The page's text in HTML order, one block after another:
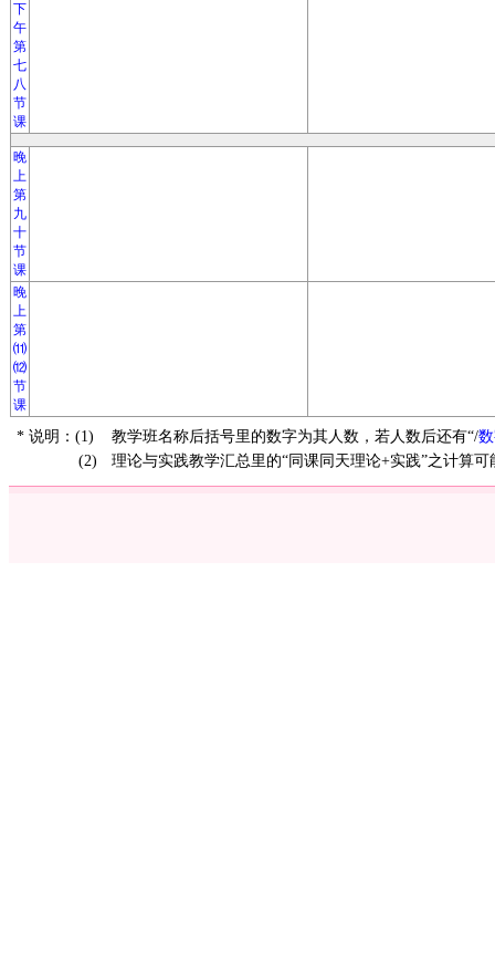
下
午
第
七
八
节
课
晚
上
第
九
十
节
课
晚
上
第
⑾
⑿
节
课
* 说明：(1) 教学班名称后括号里的数字为其人数，若人数后还有“/
(2)
理论与实践教学汇总里的“同课同天理论+实践”之计算